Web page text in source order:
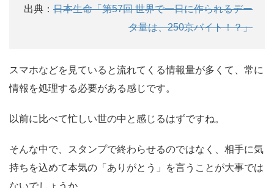
出典： 日本生命「第57回 世界で一日に作られるデー
タ量は、250京バイト！？」
スマホなどを見ていると流れてくる情報量が多くて、常に
情報を処理する必要がある感じです。
以前に比べて忙しい世の中と感じるはずですね。
そんな中で、スタンプで終わらせるのではなく、相手に気
持ちを込めて本気の「ありがとう」を言うことが大事では
ないでしょうか。